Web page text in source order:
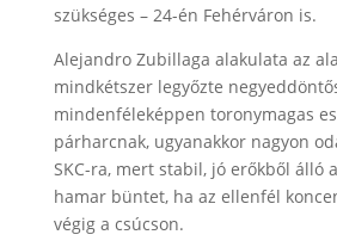
szükséges – 24-én Fehérváron is.
Alejandro Zubillaga alakulata az
mindkétszer legyőzte
mindenféleképpen toronymagas
párharcnak, ugyanakkor nagyon
SKC-ra, mert stabil, jó erőkből álló
hamar büntet, ha az ellenfél
végig a csúcson.